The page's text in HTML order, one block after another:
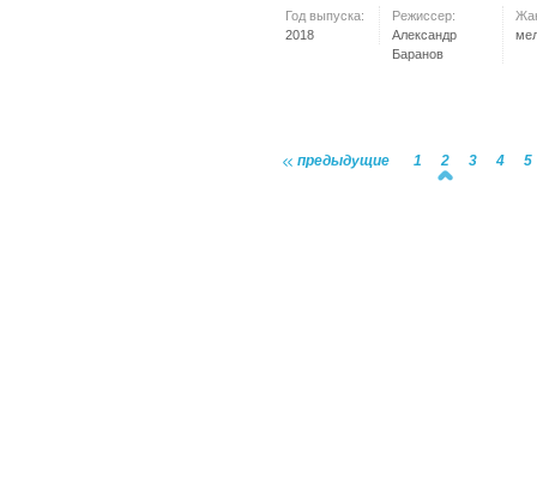
Год выпуска:
2018
Режиссер:
Александр
Баранов
предыдущие 1 2 3 4 5